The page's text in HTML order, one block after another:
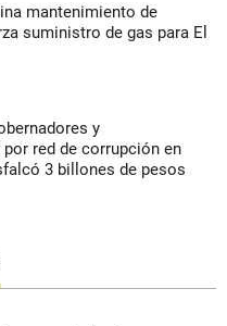
mantenimiento de
suministro de gas para El
y
red de corrupción en
3 billones de pesos